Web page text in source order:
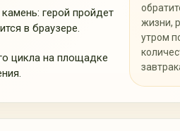
герой пройдет
в браузере.
цикла на площадке
жизни,
утром